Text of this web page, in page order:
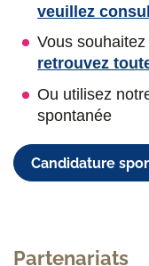
veuillez
Vous
retrouvez
Ou utilisez
spontanée
Candidature
Partenariats